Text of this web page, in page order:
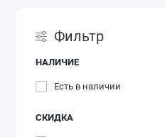
Фильтр
НАЛИЧИЕ
Есть в наличии
СКИДКА